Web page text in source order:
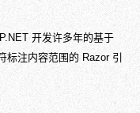
开发许多年的基于
注内容范围的 Razor 引